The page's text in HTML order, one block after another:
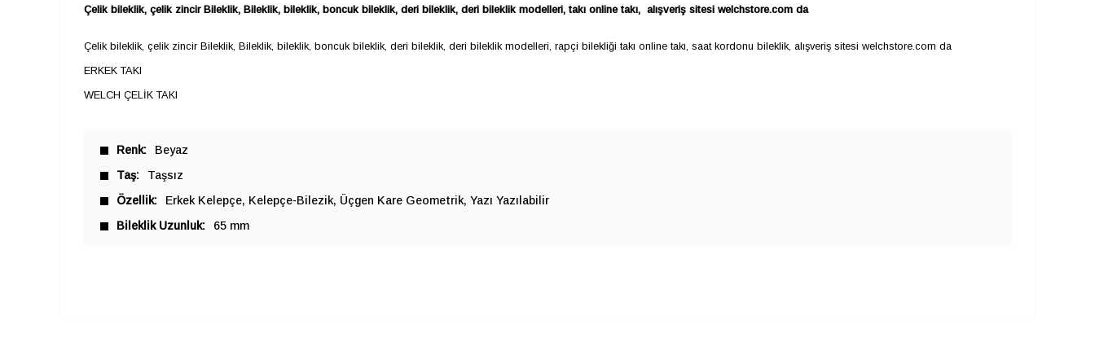
Çelik bileklik, çelik zincirBileklik, Bileklik, bileklik, boncuk bileklik, deri bileklik, deri bileklik modelleri, takı online takı, alışveriş sitesi welchstore.com da
Çelik bileklik, çelik zincir Bileklik, Bileklik, bileklik, boncuk bileklik, deri bileklik, deri bileklik modelleri, rapçi bilekliği takı online takı, saat kordonu bileklik, alışveriş sitesi welchstore.com da
ERKEK TAKI
WELCH ÇELİK TAKI
Renk
Beyaz
Taş
Taşsız
Özellik
Erkek Kelepçe Kelepçe-Bilezik Üçgen Kare Geometrik Yazı Yazılabilir
Bileklik Uzunluk
65 mm